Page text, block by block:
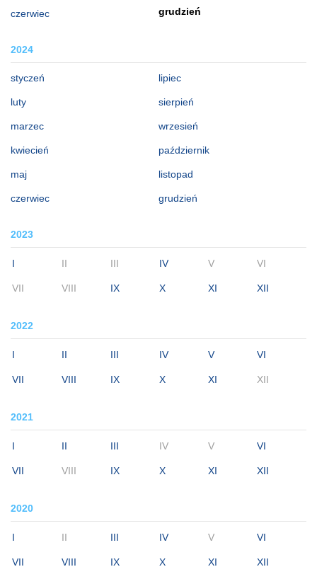
czerwiec
grudzień
2024
styczeń
luty
marzec
kwiecień
maj
czerwiec
lipiec
sierpień
wrzesień
październik
listopad
grudzień
2023
I II III IV V VI
VII VIII IX X XI XII
2022
I II III IV V VI
VII VIII IX X XI XII
2021
I II III IV V VI
VII VIII IX X XI XII
2020
I II III IV V VI
VII VIII IX X XI XII